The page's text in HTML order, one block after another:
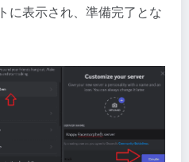
に表示され、準備完了とな